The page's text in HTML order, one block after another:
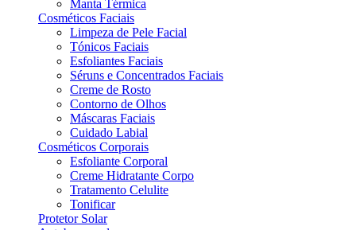
Manta Térmica
Cosméticos Faciais
Limpeza de Pele Facial
Tónicos Faciais
Esfoliantes Faciais
Séruns e Concentrados Faciais
Creme de Rosto
Contorno de Olhos
Máscaras Faciais
Cuidado Labial
Cosméticos Corporais
Esfoliante Corporal
Creme Hidratante Corpo
Tratamento Celulite
Tonificar
Protetor Solar